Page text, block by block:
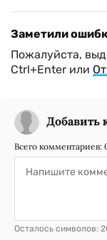
Заметили
Пожалуйста,
Ctrl+Enter или
Добавить
Всего комментариев:
Осталось символов: